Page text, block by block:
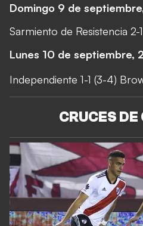
Domingo 9 de
Sarmiento de Resistencia 2-
Lunes 10 de septiembre,
Independiente 1-1 (3-4)
CRUCES DE